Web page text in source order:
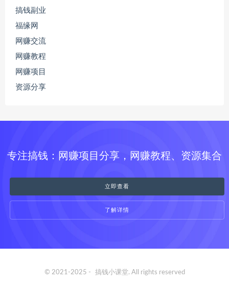
搞钱副业
福缘网
网赚交流
网赚教程
网赚项目
资源分享
专注搞钱：网赚项目分享，网赚教程、资源集合
立即查看
了解详情
© 2021-2025 - 搞钱小课堂. All rights reserved